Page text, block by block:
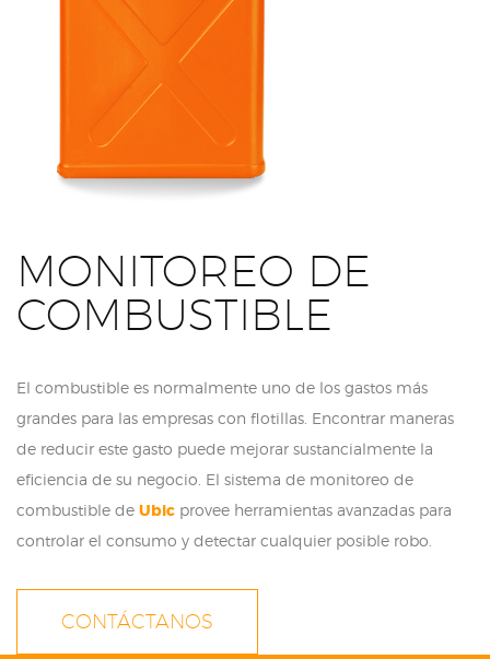
MONITOREO DE
COMBUSTIBLE
El combustible es normalmente uno de los gastos más
grandes para las empresas con flotillas. Encontrar maneras
de reducir este gasto puede mejorar sustancialmente la
eficiencia de su negocio. El sistema de monitoreo de
combustible de Ubic provee herramientas avanzadas para
controlar el consumo y detectar cualquier posible robo.
CONTÁCTANOS